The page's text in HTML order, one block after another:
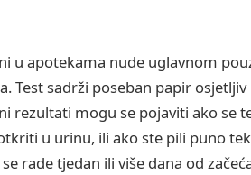
u apotekama nude uglavnom
Test sadrži poseban papir
rezultati mogu se pojaviti ako se
u urinu, ili ako ste pili puno
rade tjedan ili više dana od